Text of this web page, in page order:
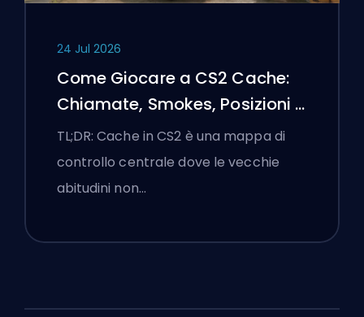
24 Jul 2026
Come Giocare a CS2 Cache:
Chiamate, Smokes, Posizioni e
Suggerimenti Premier
TL;DR: Cache in CS2 è una mappa di
controllo centrale dove le vecchie
abitudini non…